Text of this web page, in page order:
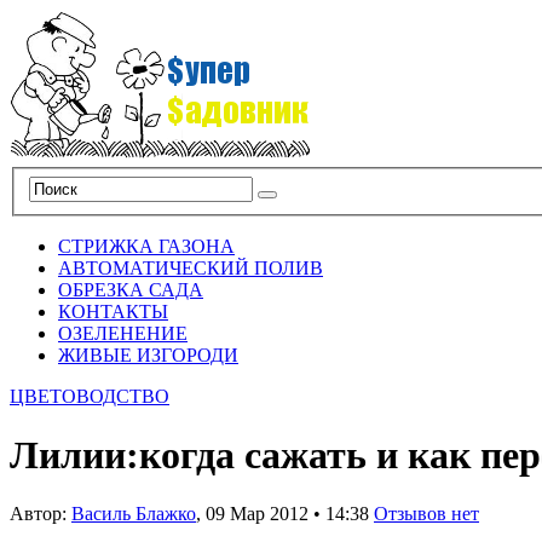
СТРИЖКА ГАЗОНА
АВТОМАТИЧЕСКИЙ ПОЛИВ
ОБРЕЗКА САДА
КОНТАКТЫ
ОЗЕЛЕНЕНИЕ
ЖИВЫЕ ИЗГОРОДИ
ЦВЕТОВОДСТВО
Лилии:когда сажать и как
Автор: Василь Блажко, 09 Мар 2012 • 14:38 Отзывов нет